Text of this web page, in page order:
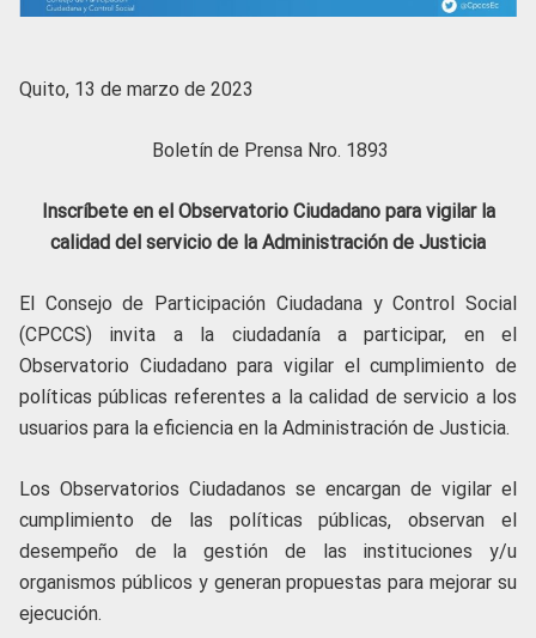
Quito, 13 de marzo de 2023
Boletín de Prensa Nro. 1893
Inscríbete en el Observatorio Ciudadano para vigilar la
calidad del servicio de la Administración de Justicia
El Consejo de Participación Ciudadana y Control Social
(CPCCS) invita a la ciudadanía a participar, en el
Observatorio Ciudadano para vigilar el cumplimiento de
políticas públicas referentes a la calidad de servicio a los
usuarios para la eficiencia en la Administración de Justicia.
Los Observatorios Ciudadanos se encargan de vigilar el
cumplimiento de las políticas públicas, observan el
desempeño de la gestión de las instituciones y/u
organismos públicos y generan propuestas para mejorar su
ejecución.